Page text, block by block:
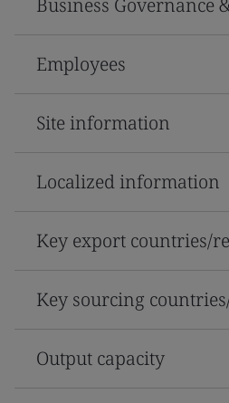
Employees
Site information
Localized information
Key export countries/
Key sourcing
Output capacity